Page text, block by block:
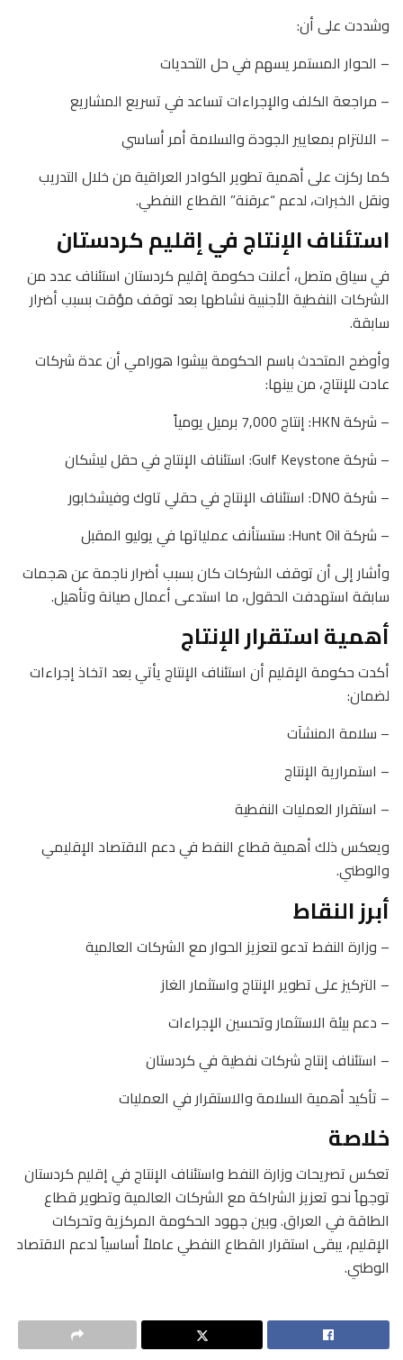
وشددت على أن:
– الحوار المستمر يسهم في حل التحديات
– مراجعة الكلف والإجراءات تساعد في تسريع المشاريع
– الالتزام بمعايير الجودة والسلامة أمر أساسي
كما ركزت على أهمية تطوير الكوادر العراقية من خلال التدريب
ونقل الخبرات، لدعم “عرقنة” القطاع النفطي.
استئناف الإنتاج في إقليم كردستان
في سياق متصل، أعلنت حكومة إقليم كردستان استئناف عدد من
الشركات النفطية الأجنبية نشاطها بعد توقف مؤقت بسبب أضرار
سابقة.
وأوضح المتحدث باسم الحكومة بيشوا هورامي أن عدة شركات
عادت للإنتاج، من بينها:
– شركة HKN: إنتاج 7,000 برميل يومياً
– شركة Gulf Keystone: استئناف الإنتاج في حقل ليشكان
– شركة DNO: استئناف الإنتاج في حقلي تاوك وفيشخابور
– شركة Hunt Oil: ستستأنف عملياتها في يوليو المقبل
وأشار إلى أن توقف الشركات كان بسبب أضرار ناجمة عن هجمات
سابقة استهدفت الحقول، ما استدعى أعمال صيانة وتأهيل.
أهمية استقرار الإنتاج
أكدت حكومة الإقليم أن استئناف الإنتاج يأتي بعد اتخاذ إجراءات
لضمان:
– سلامة المنشآت
– استمرارية الإنتاج
– استقرار العمليات النفطية
ويعكس ذلك أهمية قطاع النفط في دعم الاقتصاد الإقليمي
والوطني.
أبرز النقاط
– وزارة النفط تدعو لتعزيز الحوار مع الشركات العالمية
– التركيز على تطوير الإنتاج واستثمار الغاز
– دعم بيئة الاستثمار وتحسين الإجراءات
– استئناف إنتاج شركات نفطية في كردستان
– تأكيد أهمية السلامة والاستقرار في العمليات
خلاصة
تعكس تصريحات وزارة النفط واستئناف الإنتاج في إقليم كردستان
توجهاً نحو تعزيز الشراكة مع الشركات العالمية وتطوير قطاع
الطاقة في العراق. وبين جهود الحكومة المركزية وتحركات
الإقليم، يبقى استقرار القطاع النفطي عاملاً أساسياً لدعم الاقتصاد
الوطني.